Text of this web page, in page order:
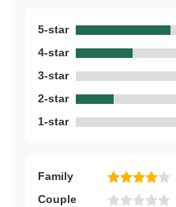
5-star
4-star
3-star
2-star
1-star
Family
Couple